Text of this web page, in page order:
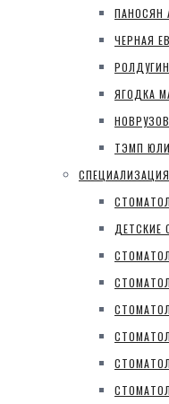
ПАНОСЯН
ЧЕРНАЯ
ЯГОДКА
ТЭМП
СПЕЦИАЛИЗАЦИЯ
ДЕТСКИЕ